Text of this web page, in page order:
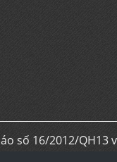
số 16/2012/
kinh doanh